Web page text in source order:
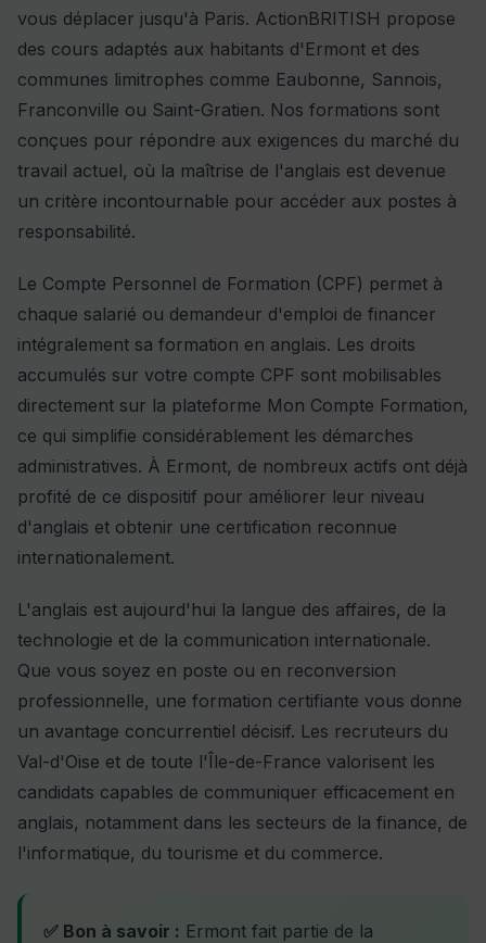
vous déplacer jusqu'à Paris. ActionBRITISH propose
des cours adaptés aux habitants d'Ermont et des
communes limitrophes comme Eaubonne, Sannois,
Franconville ou Saint-Gratien. Nos formations sont
conçues pour répondre aux exigences du marché du
travail actuel, où la maîtrise de l'anglais est devenue
un critère incontournable pour accéder aux postes à
responsabilité.
Le Compte Personnel de Formation (CPF) permet à
chaque salarié ou demandeur d'emploi de financer
intégralement sa formation en anglais. Les droits
accumulés sur votre compte CPF sont mobilisables
directement sur la plateforme Mon Compte Formation,
ce qui simplifie considérablement les démarches
administratives. À Ermont, de nombreux actifs ont déjà
profité de ce dispositif pour améliorer leur niveau
d'anglais et obtenir une certification reconnue
internationalement.
L'anglais est aujourd'hui la langue des affaires, de la
technologie et de la communication internationale.
Que vous soyez en poste ou en reconversion
professionnelle, une formation certifiante vous donne
un avantage concurrentiel décisif. Les recruteurs du
Val-d'Oise et de toute l'Île-de-France valorisent les
candidats capables de communiquer efficacement en
anglais, notamment dans les secteurs de la finance, de
l'informatique, du tourisme et du commerce.
✅ Bon à savoir : Ermont fait partie de la